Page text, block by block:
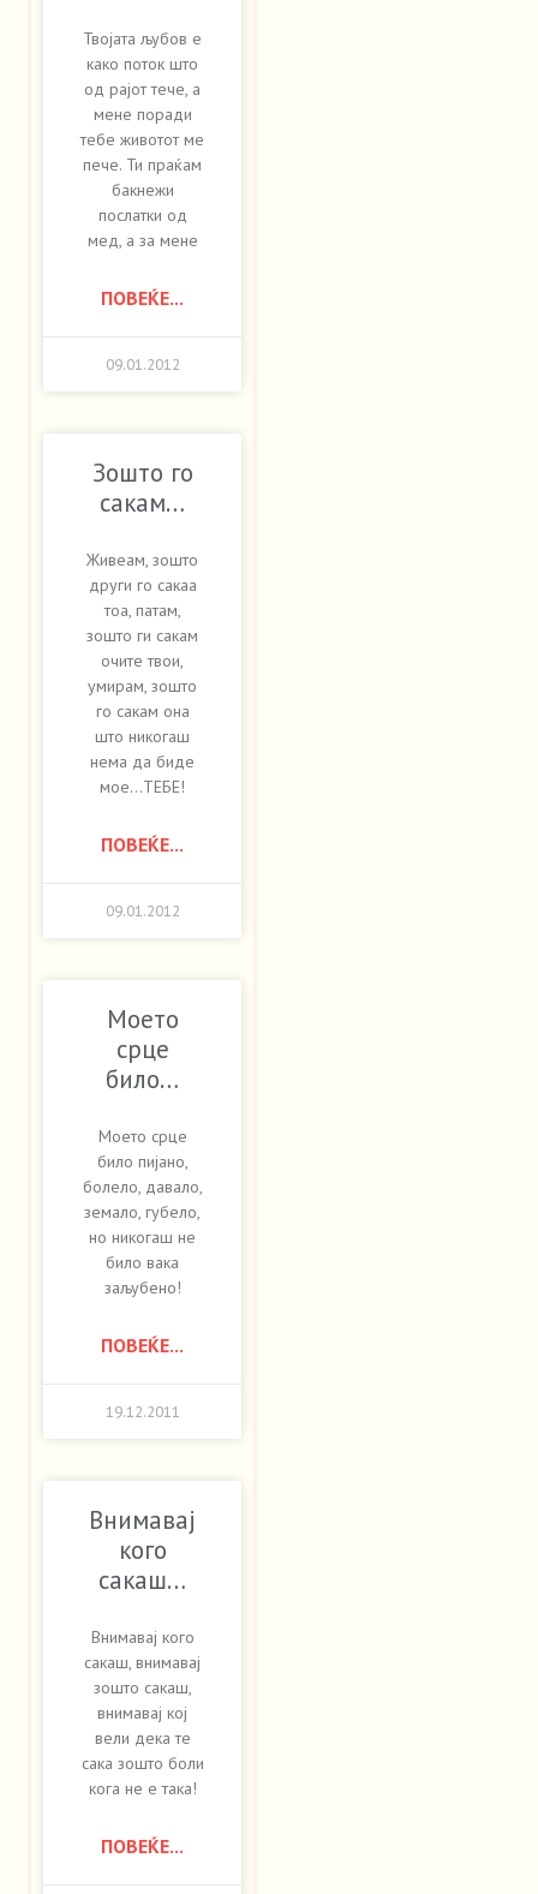
Твојата љубов е
како поток што
од рајот тече, а
мене поради
тебе животот ме
пече. Ти праќам
бакнежи
послатки од
мед, а за мене
ПОВЕЌЕ...
09.01.2012
Зошто го
сакам…
Живеам, зошто
други го сакаа
тоа, патам,
зошто ги сакам
очите твои,
умирам, зошто
го сакам она
што никогаш
нема да биде
мое…ТЕБЕ!
ПОВЕЌЕ...
09.01.2012
Моето
срце
било…
Моето срце
било пијано,
болело, давало,
земало, губело,
но никогаш не
било вака
заљубено!
ПОВЕЌЕ...
19.12.2011
Внимавај
кого
сакаш…
Внимавај кого
сакаш, внимавај
зошто сакаш,
внимавај кој
вели дека те
сака зошто боли
кога не е така!
ПОВЕЌЕ...